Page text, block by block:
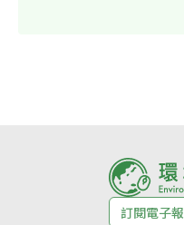
訂閱電子報